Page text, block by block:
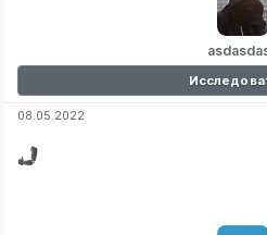
08.05.2022